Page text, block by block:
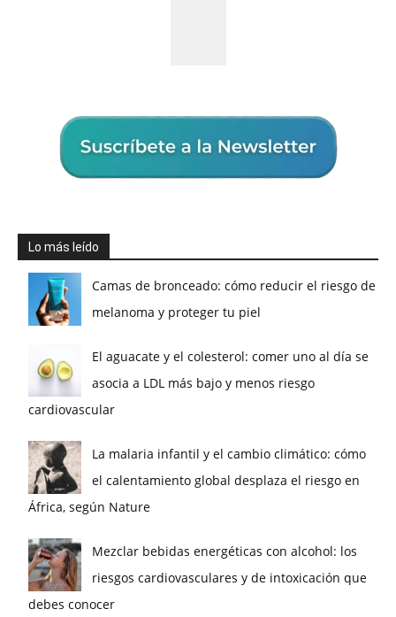
Lo más leído
Camas de bronceado: cómo reducir el riesgo de
melanoma y proteger tu piel
El aguacate y el colesterol: comer uno al día se
asocia a LDL más bajo y menos riesgo
cardiovascular
La malaria infantil y el cambio climático: cómo
el calentamiento global desplaza el riesgo en
África, según Nature
Mezclar bebidas energéticas con alcohol: los
riesgos cardiovasculares y de intoxicación que
debes conocer